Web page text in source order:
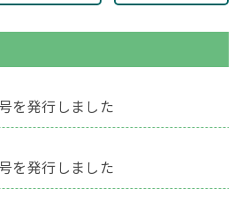
を発行しました
を発行しました